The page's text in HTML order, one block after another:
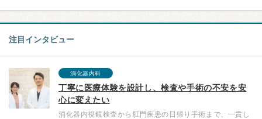
注目インタビュー
消化器内科
丁寧に医療体験を設計し、検査や手術の不安を安
心に変えたい
消化器内視鏡検査から肛門疾患の日帰り手術まで、一貫し